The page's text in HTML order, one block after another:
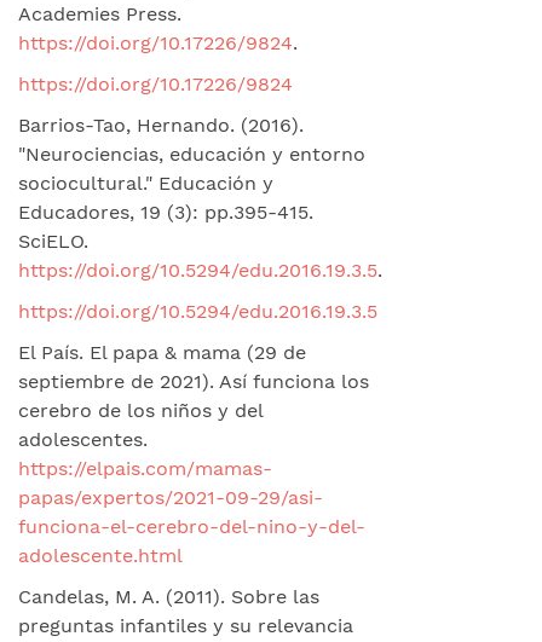
Academies Press.
https://doi.org/10.17226/9824.
https://doi.org/10.17226/9824
Barrios-Tao, Hernando. (2016).
"Neurociencias, educación y entorno
sociocultural." Educación y
Educadores, 19 (3): pp.395-415.
SciELO.
https://doi.org/10.5294/edu.2016.19.3.5.
https://doi.org/10.5294/edu.2016.19.3.5
El País. El papa & mama (29 de
septiembre de 2021). Así funciona los
cerebro de los niños y del
adolescentes.
https://elpais.com/mamas-
papas/expertos/2021-09-29/asi-
funciona-el-cerebro-del-nino-y-del-
adolescente.html
Candelas, M. A. (2011). Sobre las
preguntas infantiles y su relevancia